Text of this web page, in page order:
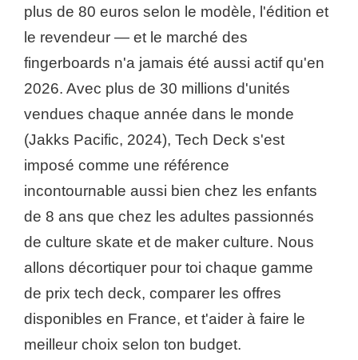
plus de 80 euros selon le modèle, l'édition et
le revendeur — et le marché des
fingerboards n'a jamais été aussi actif qu'en
2026. Avec plus de 30 millions d'unités
vendues chaque année dans le monde
(Jakks Pacific, 2024), Tech Deck s'est
imposé comme une référence
incontournable aussi bien chez les enfants
de 8 ans que chez les adultes passionnés
de culture skate et de maker culture. Nous
allons décortiquer pour toi chaque gamme
de prix tech deck, comparer les offres
disponibles en France, et t'aider à faire le
meilleur choix selon ton budget.